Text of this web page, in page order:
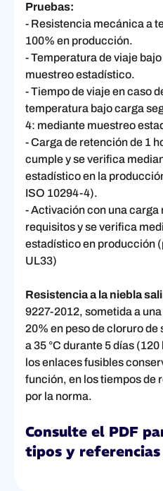
Pruebas:
- Resistencia mecánica a
100% en producción.
- Temperatura de viaje
muestreo estadístico.
- Tiempo de viaje en caso
temperatura bajo carga
4: mediante muestreo
- Carga de retención de 1
cumple y se verifica
estadístico en la
ISO 10294-4).
- Activación con una
requisitos y se verifica
estadístico en producción
UL33)
Resistencia a la niebla
9227-2012, sometida a
20% en peso de cloruro de
a 35 °C durante 5 días (120
los enlaces fusibles
función, en los tiempos de
por la norma.
Consulte el PDF
tipos y referencias